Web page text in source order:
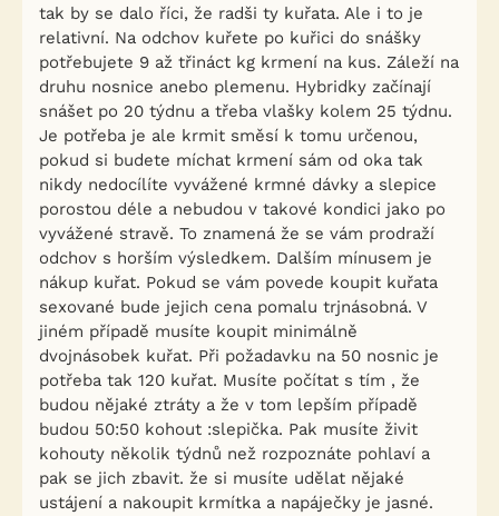
tak by se dalo říci, že radši ty kuřata. Ale i to je
relativní. Na odchov kuřete po kuřici do snášky
potřebujete 9 až třináct kg krmení na kus. Záleží na
druhu nosnice anebo plemenu. Hybridky začínají
snášet po 20 týdnu a třeba vlašky kolem 25 týdnu.
Je potřeba je ale krmit směsí k tomu určenou,
pokud si budete míchat krmení sám od oka tak
nikdy nedocílíte vyvážené krmné dávky a slepice
porostou déle a nebudou v takové kondici jako po
vyvážené stravě. To znamená že se vám prodraží
odchov s horším výsledkem. Dalším mínusem je
nákup kuřat. Pokud se vám povede koupit kuřata
sexované bude jejich cena pomalu trjnásobná. V
jiném případě musíte koupit minimálně
dvojnásobek kuřat. Při požadavku na 50 nosnic je
potřeba tak 120 kuřat. Musíte počítat s tím , že
budou nějaké ztráty a že v tom lepším případě
budou 50:50 kohout :slepička. Pak musíte živit
kohouty několik týdnů než rozpoznáte pohlaví a
pak se jich zbavit. že si musíte udělat nějaké
ustájení a nakoupit krmítka a napáječky je jasné.